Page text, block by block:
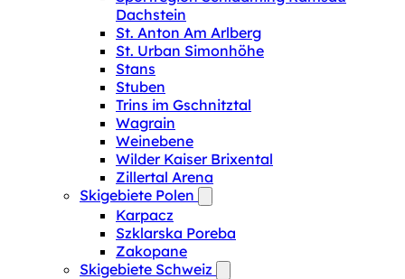
Dachstein
St. Anton Am Arlberg
St. Urban Simonhöhe
Stans
Stuben
Trins im Gschnitztal
Wagrain
Weinebene
Wilder Kaiser Brixental
Zillertal Arena
Skigebiete Polen
Karpacz
Szklarska Poreba
Zakopane
Skigebiete Schweiz